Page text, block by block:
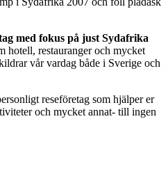
med fokus på just Sydafrika
hotell, restauranger och mycket
vår vardag både i Sverige och
reseföretag som hjälper er
och mycket annat- till ingen